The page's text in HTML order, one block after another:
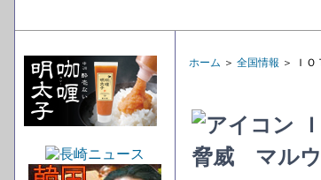
ホーム ＞ 全国情報 ＞ Ｉ
脅威 マル